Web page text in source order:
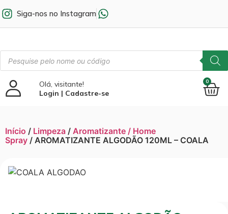
Siga-nos no Instagram
Olá, visitante!
Login | Cadastre-se
0
Início / Limpeza / Aromatizante / Home
Spray / AROMATIZANTE ALGODÃO 120ML – COALA